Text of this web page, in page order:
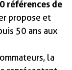
références de
propose et
50 ans aux
la